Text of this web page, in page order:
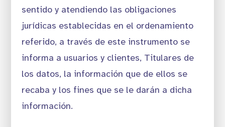
sentido y atendiendo las obligaciones
jurídicas establecidas en el ordenamiento
referido, a través de este instrumento se
informa a usuarios y clientes, Titulares de
los datos, la información que de ellos se
recaba y los fines que se le darán a dicha
información.